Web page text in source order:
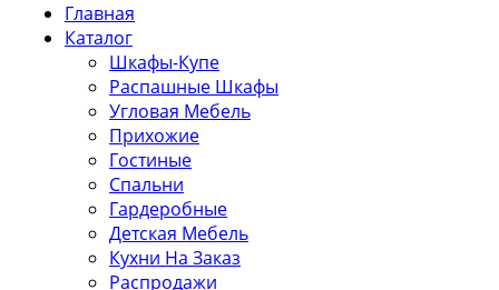
Главная
Каталог
Шкафы-Купе
Распашные Шкафы
Угловая Мебель
Прихожие
Гостиные
Спальни
Гардеробные
Детская Мебель
Кухни На Заказ
Распродажи